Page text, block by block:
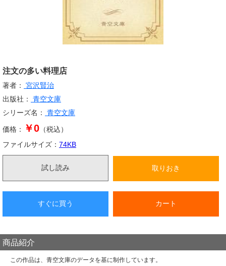
注文の多い料理店
著者：
宮沢賢治
出版社：
青空文庫
シリーズ名：
青空文庫
価格： ￥0 （税込）
ファイルサイズ： 74KB
試し読み 取りおき
すぐに買う カート
商品紹介
この作品は、青空文庫のデータを基に制作しています。